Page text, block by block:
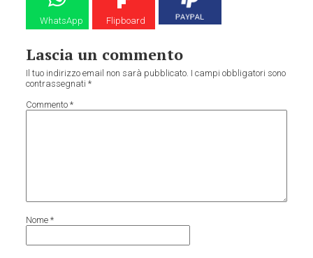
WhatsApp Flipboard
Lascia un commento
Il tuo indirizzo email non sarà pubblicato. I campi obbligatori sono
contrassegnati*
Commento*
Nome*